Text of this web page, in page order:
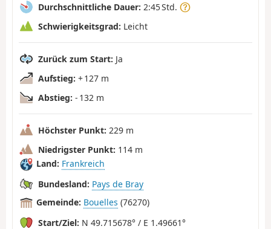
Durchschnittliche Dauer: 2:45 Std.
Schwierigkeitsgrad: Leicht
Zurück zum Start: Ja
Aufstieg: + 127 m
Abstieg: - 132 m
Höchster Punkt: 229 m
Niedrigster Punkt: 114 m
Land: Frankreich
Bundesland: Pays de Bray
Gemeinde: Bouelles (76270)
Start/Ziel: N 49.715678° / E 1.49661°